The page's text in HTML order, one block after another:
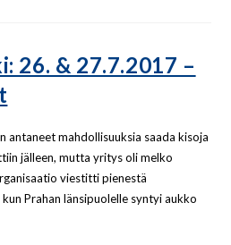
26. & 27.7.2017 –
antaneet mahdollisuuksia saada kisoja
jälleen, mutta yritys oli melko
viestitti pienestä
Prahan länsipuolelle syntyi aukko